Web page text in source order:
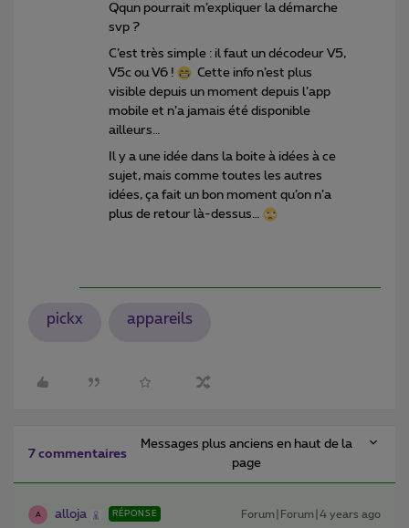
Qqun pourrait m’expliquer la démarche
svp ?
C’est très simple : il faut un décodeur V5,
V5c ou V6 !
Cette info n’est plus
visible depuis un moment depuis l’app
mobile et n’a jamais été disponible
ailleurs…
Il y a une idée dans la boite à idées à ce
sujet, mais comme toutes les autres
idées, ça fait un bon moment qu’on n’a
plus de retour là-dessus…
pickx appareils
7 commentaires
Messages plus anciens en haut de la
page
A alloja RÉPONSE Forum|Forum|4 years ago